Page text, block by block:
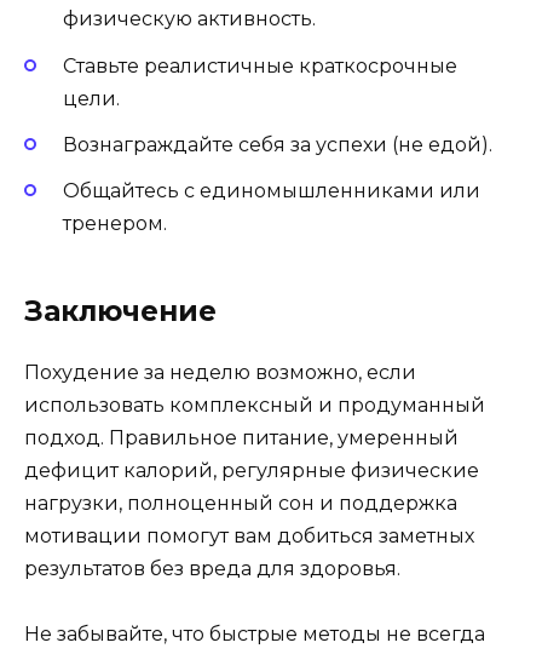
физическую активность.
Ставьте реалистичные краткосрочные
цели.
Вознаграждайте себя за успехи (не едой).
Общайтесь с единомышленниками или
тренером.
Заключение
Похудение за неделю возможно, если
использовать комплексный и продуманный
подход. Правильное питание, умеренный
дефицит калорий, регулярные физические
нагрузки, полноценный сон и поддержка
мотивации помогут вам добиться заметных
результатов без вреда для здоровья.
Не забывайте, что быстрые методы не всегда